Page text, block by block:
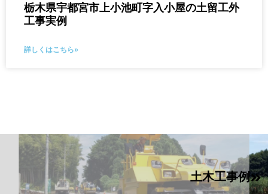
栃木県宇都宮市上小池町字入小屋の土留工外
工事実例
詳しくはこちら»
土木工事例